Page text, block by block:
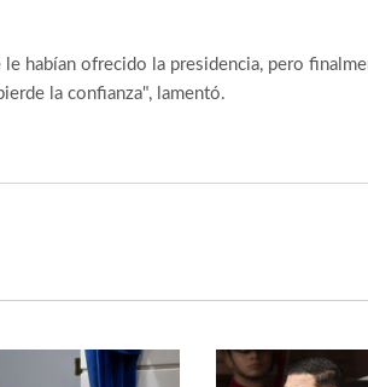
habían ofrecido la presidencia, pero
la confianza", lamentó.